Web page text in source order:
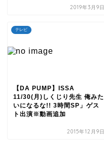
2019年3月9日
テレビ
【DA PUMP】ISSA
11/30(月)しくじり先生 俺みた
いになるな!! 3時間SP」ゲス
ト出演※動画追加
2015年12月9日